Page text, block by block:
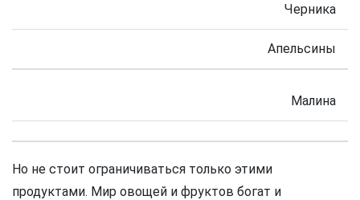
Черника
Апельсины
Малина
Но не стоит ограничиваться только этими
продуктами. Мир овощей и фруктов богат и